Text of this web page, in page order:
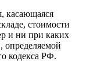
касающаяся
стоимости
и ни при каких
определяемой
кодекса РФ.